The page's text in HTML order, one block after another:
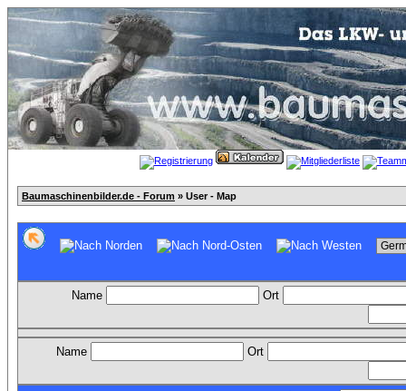
Baumaschinenbilder.de - Forum » User - Map
Name Ort
Name Ort